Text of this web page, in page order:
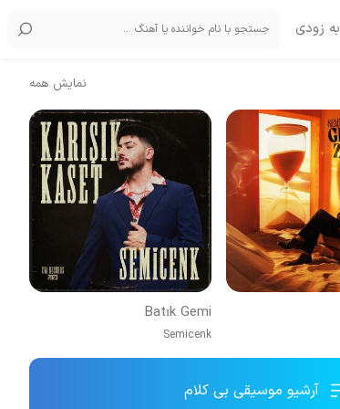
به زودی
نمایش همه
Batık Gemi
Semicenk
آرشیو موسیقی بی کلام